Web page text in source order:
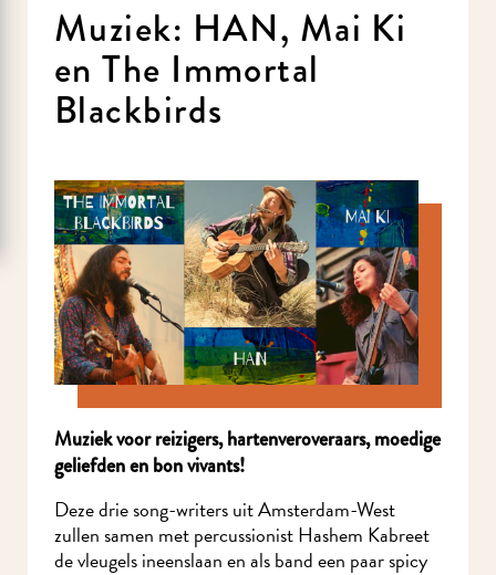
Muziek: HAN, Mai Ki
en The Immortal
Blackbirds
Muziek voor reizigers, hartenveroveraars, moedige
geliefden en bon vivants!
Deze drie song-writers uit Amsterdam-West
zullen samen met percussionist Hashem Kabreet
de vleugels ineenslaan en als band een paar spicy